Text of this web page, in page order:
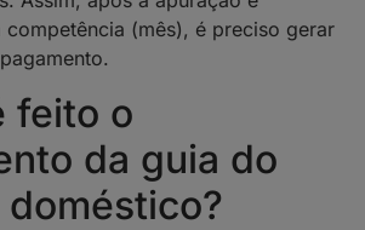
competência (mês), é preciso gerar
feito o
da guia do